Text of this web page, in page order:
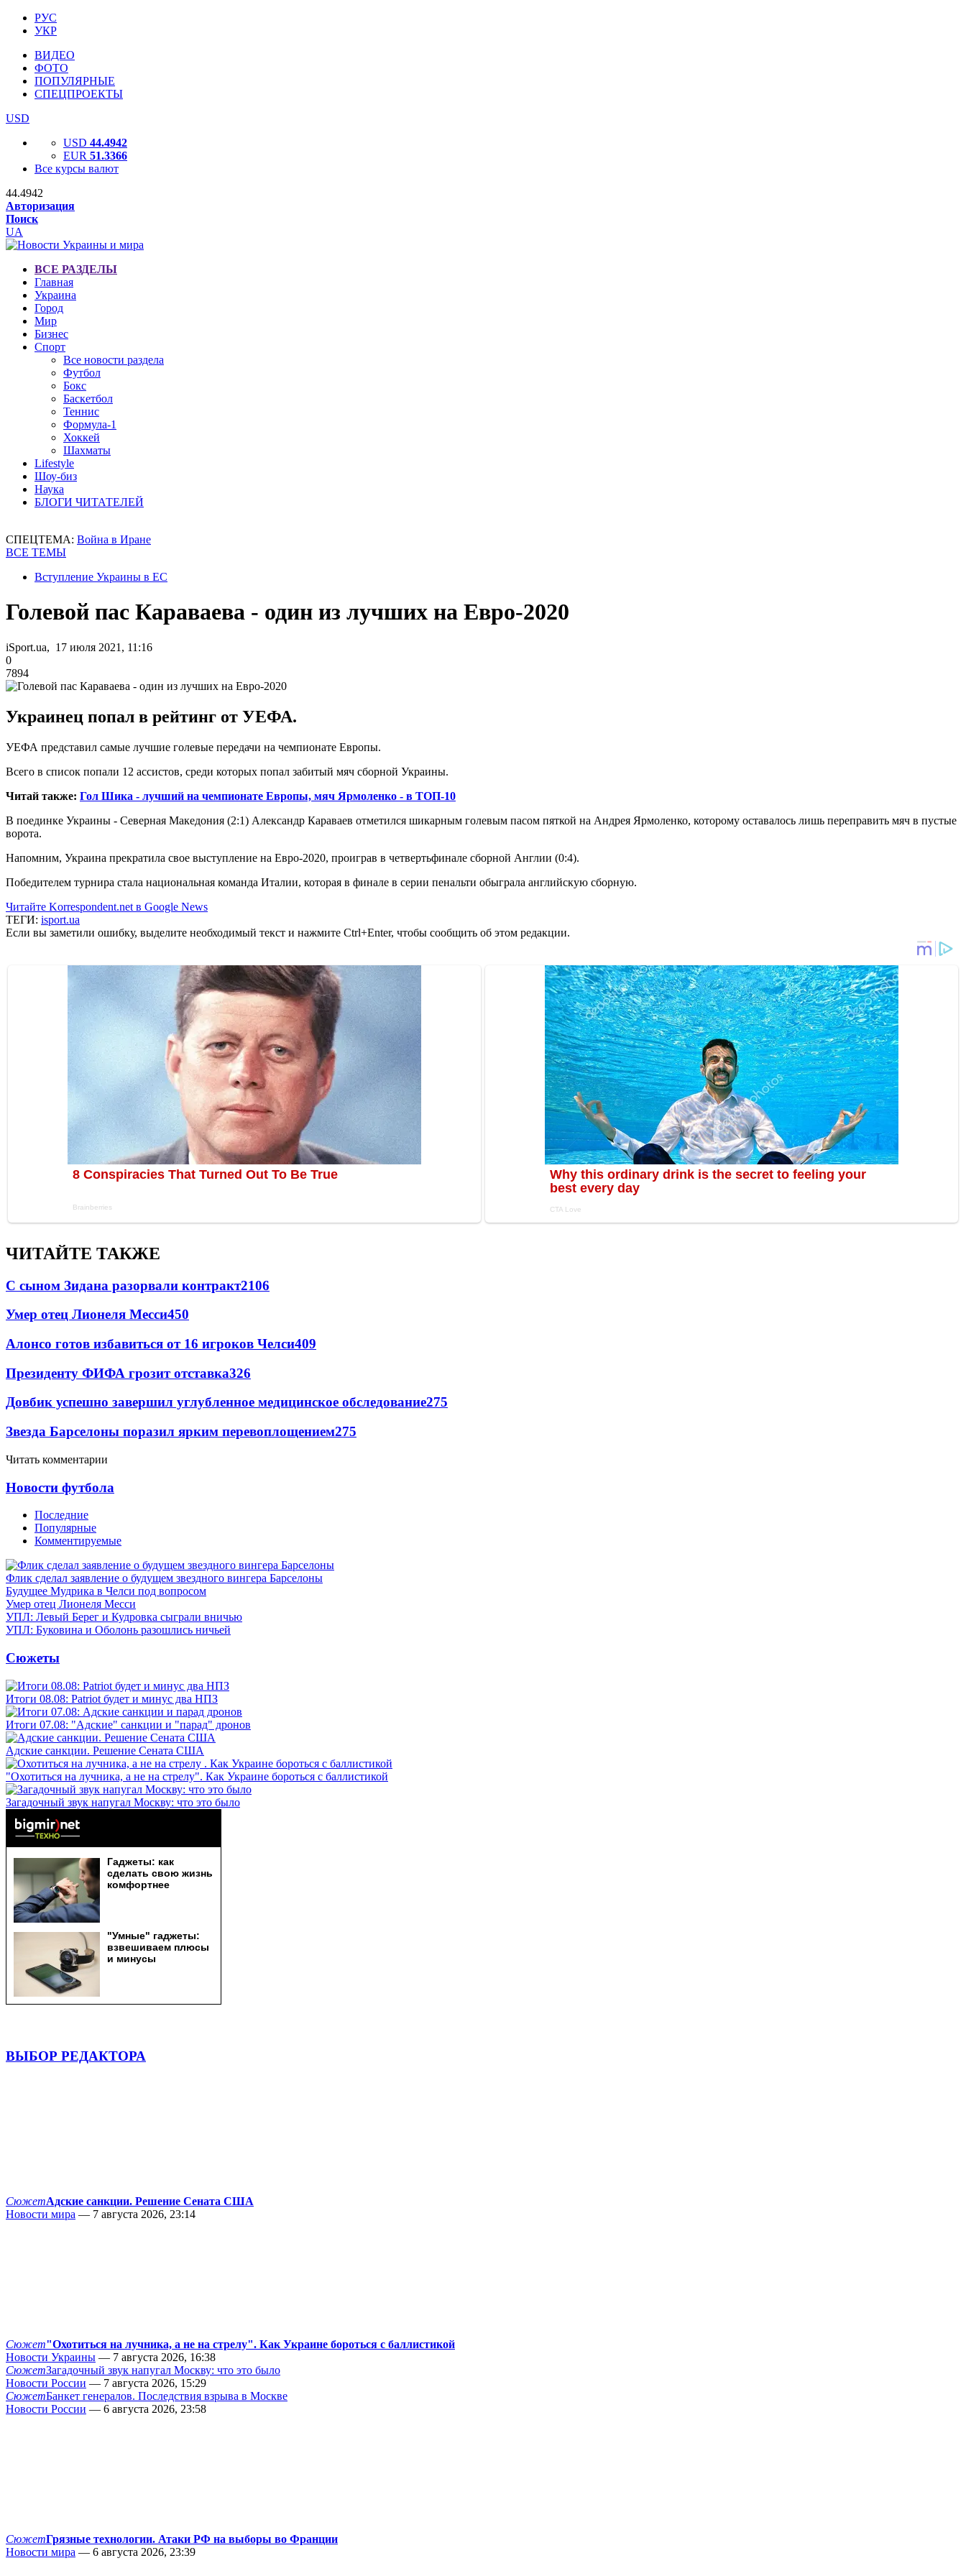
РУС
УКР
ВИДЕО
ФОТО
ПОПУЛЯРНЫЕ
СПЕЦПРОЕКТЫ
USD
USD 44.4942
EUR 51.3366
Все курсы валют
44.4942
Авторизация
Поиск
UA
ВСЕ РАЗДЕЛЫ
Главная
Украина
Город
Мир
Бизнес
Спорт
Все новости раздела
Футбол
Бокс
Баскетбол
Теннис
Формула-1
Хоккей
Шахматы
Lifestyle
Шоу-биз
Наука
БЛОГИ ЧИТАТЕЛЕЙ
СПЕЦТЕМА: Война в Иране
ВСЕ ТЕМЫ
Вступление Украины в ЕС
Голевой пас Караваева - один из лучших на Евро-2020
iSport.ua, 17 июля 2021, 11:16
0
7894
Украинец попал в рейтинг от УЕФА.
УЕФА представил самые лучшие голевые передачи на чемпионате Европы.
Всего в список попали 12 ассистов, среди которых попал забитый мяч сборной Украины.
Читай также: Гол Шика - лучший на чемпионате Европы, мяч Ярмоленко - в ТОП-10
В поединке Украины - Северная Македония (2:1) Александр Караваев отметился шикарным голевым пасом пяткой на Андрея Ярмоленко, которому оставалось лишь переправить мяч в пустые
ворота.
Напомним, Украина прекратила свое выступление на Евро-2020, проиграв в четвертьфинале сборной Англии (0:4).
Победителем турнира стала национальная команда Италии, которая в финале в серии пенальти обыграла английскую сборную.
Читайте Korrespondent.net в Google News
ТЕГИ: isport.ua
Если вы заметили ошибку, выделите необходимый текст и нажмите Ctrl+Enter, чтобы сообщить об этом редакции.
ЧИТАЙТЕ ТАКЖЕ
С сыном Зидана разорвали контракт2106
Умер отец Лионеля Месси450
Алонсо готов избавиться от 16 игроков Челси409
Президенту ФИФА грозит отставка326
Довбик успешно завершил углубленное медицинское обследование275
Звезда Барселоны поразил ярким перевоплощением275
Читать комментарии
Новости футбола
Последние
Популярные
Комментируемые
Флик сделал заявление о будущем звездного вингера Барселоны
Будущее Мудрика в Челси под вопросом
Умер отец Лионеля Месси
УПЛ: Левый Берег и Кудровка сыграли вничью
УПЛ: Буковина и Оболонь разошлись ничьей
Сюжеты
Итоги 08.08: Patriot будет и минус два НПЗ
Итоги 07.08: "Адские" санкции и "парад" дронов
Адские санкции. Решение Сената США
"Охотиться на лучника, а не на стрелу". Как Украине бороться с баллистикой
Загадочный звук напугал Москву: что это было
ВЫБОР РЕДАКТОРА
СюжетАдские санкции. Решение Сената США
Новости мира — 7 августа 2026, 23:14
Сюжет"Охотиться на лучника, а не на стрелу". Как Украине бороться с баллистикой
Новости Украины — 7 августа 2026, 16:38
СюжетЗагадочный звук напугал Москву: что это было
Новости России — 7 августа 2026, 15:29
СюжетБанкет генералов. Последствия взрыва в Москве
Новости России — 6 августа 2026, 23:58
СюжетГрязные технологии. Атаки РФ на выборы во Франции
Новости мира — 6 августа 2026, 23:39